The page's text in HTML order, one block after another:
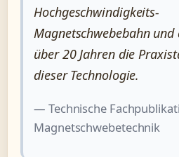
Hochgeschwindigkeits-
Magnetschwebebahn
über 20 Jahren die
dieser Technologie.
— Technische
Magnetschwebetechnik